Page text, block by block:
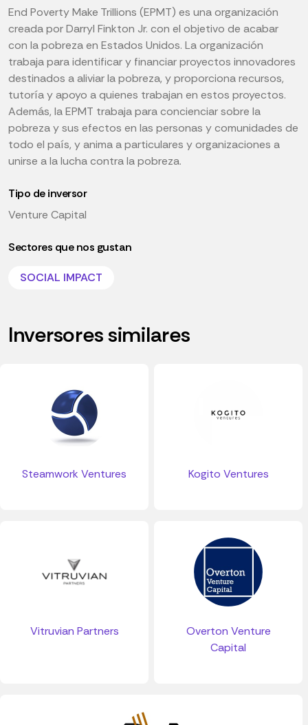
End Poverty Make Trillions (EPMT) es una organización
creada por Darryl Finkton Jr. con el objetivo de acabar
con la pobreza en Estados Unidos. La organización
trabaja para identificar y financiar proyectos innovadores
destinados a aliviar la pobreza, y proporciona recursos,
tutoría y apoyo a quienes trabajan en estos proyectos.
Además, la EPMT trabaja para concienciar sobre la
pobreza y sus efectos en las personas y comunidades de
todo el país, y anima a particulares y organizaciones a
unirse a la lucha contra la pobreza.
Tipo de inversor
Venture Capital
Sectores que nos gustan
SOCIAL IMPACT
Inversores similares
Steamwork Ventures Kogito Ventures
Vitruvian Partners
Overton Venture
Capital